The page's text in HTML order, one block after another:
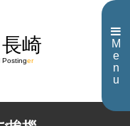
M
e
n
u
崎
er